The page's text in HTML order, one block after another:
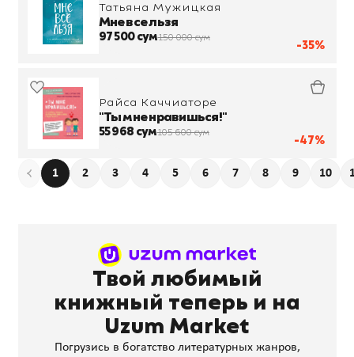
-35%
Татьяна Мужицкая
Мне все льзя
97 500 сум150 000 сум
-47%
Райса Каччиаторе
"Ты мне нравишься!"
55 968 сум105 600 сум
1 2 3 4 5 6 7 8 9 10
Твой любимый
книжный теперь и на
Uzum Market
Погрузись в богатство литературных жанров,